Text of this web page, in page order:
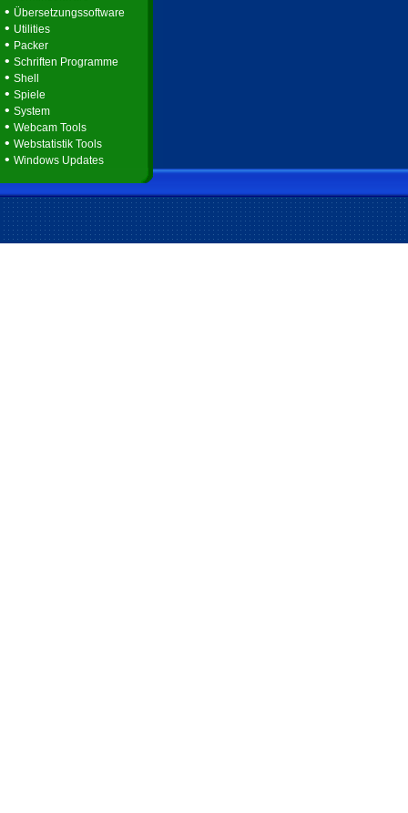
• Übersetzungssoftware
• Utilities
• Packer
• Schriften Programme
• Shell
• Spiele
• System
• Webcam Tools
• Webstatistik Tools
• Windows Updates